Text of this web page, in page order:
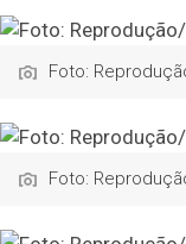
Foto:
Foto: